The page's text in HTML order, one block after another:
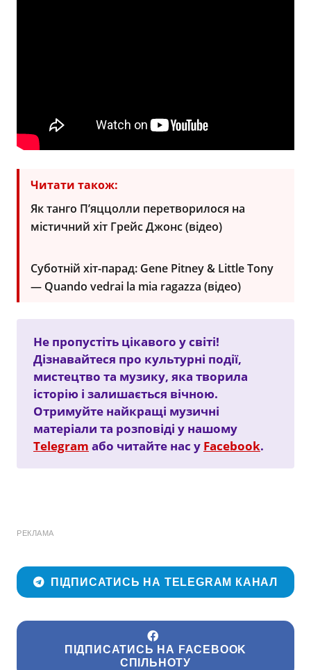
Читати також:
Як танго П’яццолли перетворилося на
містичний хіт Грейс Джонс (відео)
Суботній хіт-парад: Gene Pitney & Little Tony
— Quando vedrai la mia ragazza (відео)
Не пропустіть цікавого у світі!
Дізнавайтеся про культурні події,
мистецтво та музику, яка творила
історію і залишається вічною.
Отримуйте найкращі музичні
матеріали та розповіді у нашому
Telegram або читайте нас у Facebook.
РЕКЛАМА
ПІДПИСАТИСЬ НА TELEGRAM КАНАЛ
ПІДПИСАТИСЬ НА FACEBOOK
СПІЛЬНОТУ